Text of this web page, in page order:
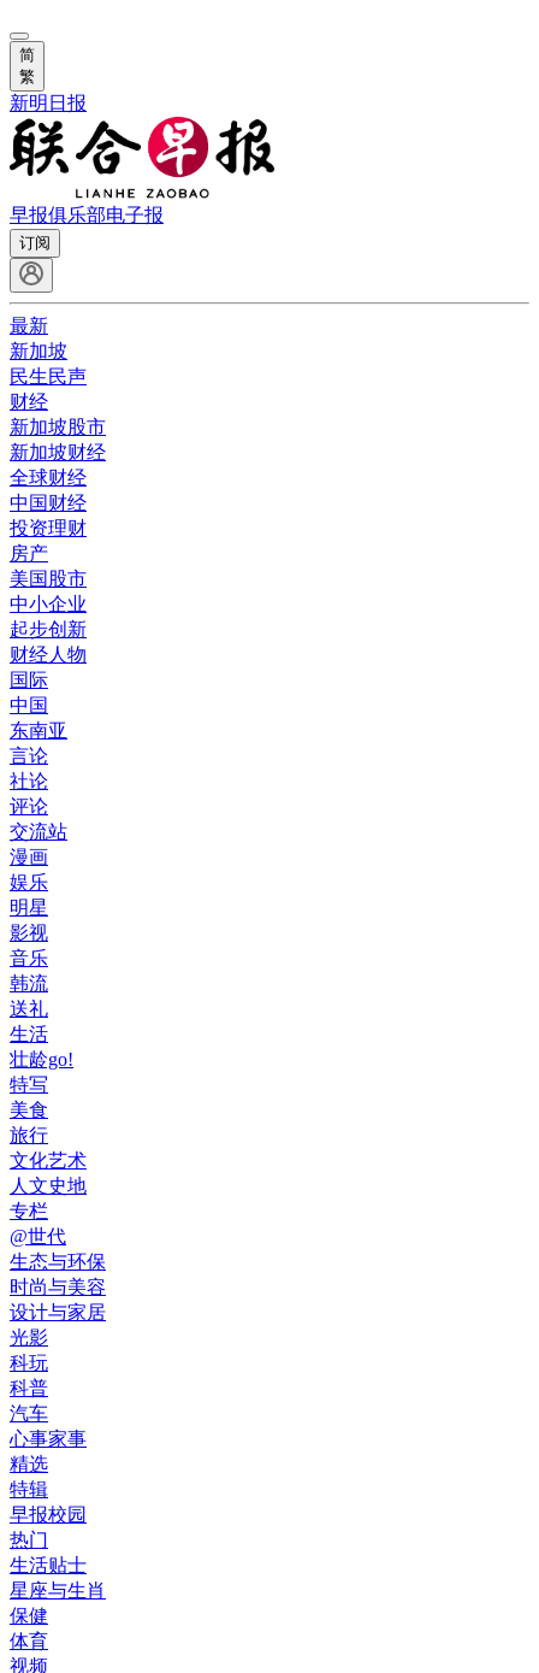
简
繁
新明日报
早报俱乐部电子报
订阅
最新
新加坡
民生民声
财经
新加坡股市
新加坡财经
全球财经
中国财经
投资理财
房产
美国股市
中小企业
起步创新
财经人物
国际
中国
东南亚
言论
社论
评论
交流站
漫画
娱乐
明星
影视
音乐
韩流
送礼
生活
壮龄go!
特写
美食
旅行
文化艺术
人文史地
专栏
@世代
生态与环保
时尚与美容
设计与家居
光影
科玩
科普
汽车
心事家事
精选
特辑
早报校园
热门
生活贴士
星座与生肖
保健
体育
视频